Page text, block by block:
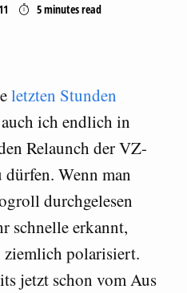
5 minutesread
letzten Stunden
auch ich endlich in
Relaunch der VZ-
dürfen. Wenn man
durchgelesen
schnelle erkannt,
ziemlich polarisiert.
jetzt schon vom Aus